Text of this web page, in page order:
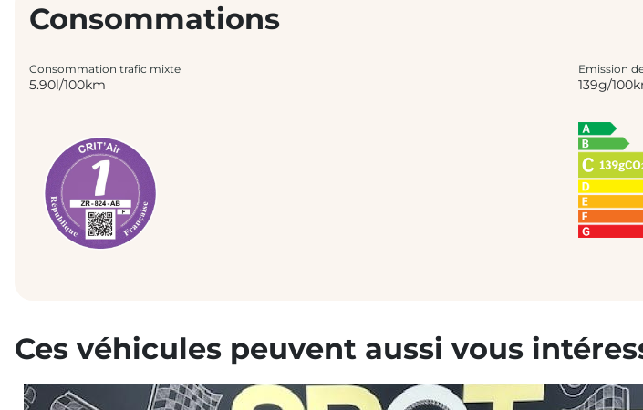
Consommations
Consommation trafic mixte
5.90l/100km
Emission
139g/
Ces véhicules peuvent aussi vous